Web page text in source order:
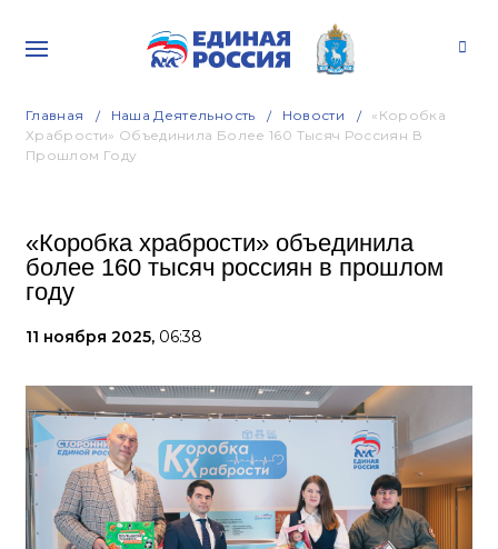
Главная Наша Деятельность Новости
«Коробка
Храбрости» Объединила Более 160 Тысяч Россиян В
Прошлом Году
«Коробка храбрости» объединила
более 160 тысяч россиян в прошлом
году
11 ноября 2025, 06:38